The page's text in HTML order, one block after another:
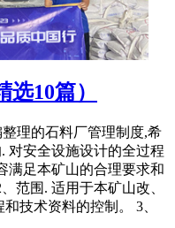
10篇）
理的石料厂管理制度,希
对安全设施设计的全过程
满足本矿山的合理要求和
范围. 适用于本矿山改、
技术资料的控制。 3、